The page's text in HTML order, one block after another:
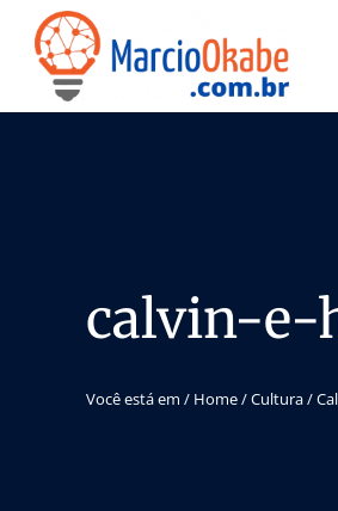
calvin-e-
Você está em / Home/Cultura/